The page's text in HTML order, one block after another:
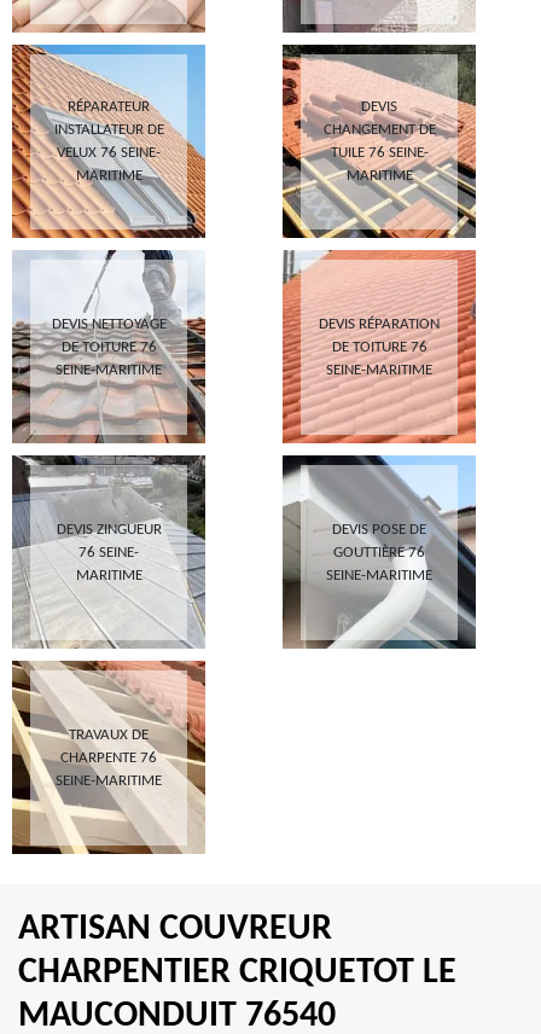
RÉPARATEUR
INSTALLATEUR DE
VELUX 76 SEINE-
MARITIME
DEVIS
CHANGEMENT DE
TUILE 76 SEINE-
MARITIME
DEVIS NETTOYAGE
DE TOITURE 76
SEINE-MARITIME
DEVIS RÉPARATION
DE TOITURE 76
SEINE-MARITIME
DEVIS ZINGUEUR
76 SEINE-
MARITIME
DEVIS POSE DE
GOUTTIÈRE 76
SEINE-MARITIME
TRAVAUX DE
CHARPENTE 76
SEINE-MARITIME
ARTISAN COUVREUR
CHARPENTIER CRIQUETOT LE
MAUCONDUIT 76540